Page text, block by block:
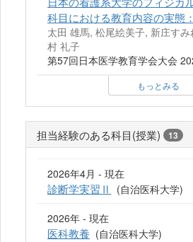
科目における教育内容の実態
太田 雄馬, 松尾絵美子, 新庄す
村 礼子
第57回日本医学教育学会大会
もっとみる
担当経験のある科目(授業) 13
2026年4月 - 現在
診断学実習Ⅱ (自治医科大学)
2026年 - 現在
医科教養 (自治医科大学)